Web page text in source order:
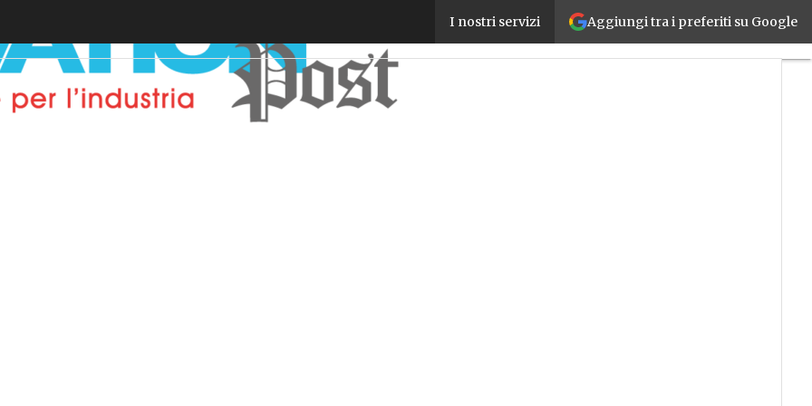
Aggiungi tra i preferiti su Google
I nostri servizi
Cresce l’attesa per Formnext 2023: le novità e i